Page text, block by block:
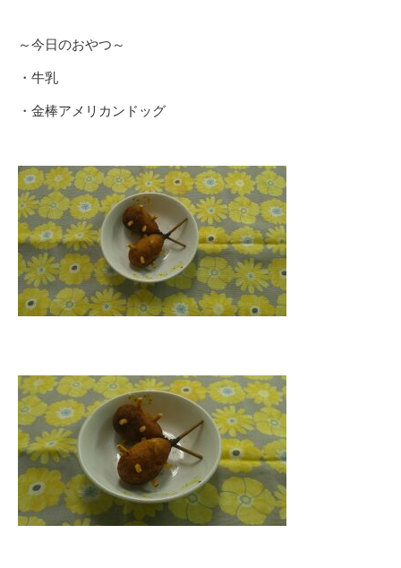
～今日のおやつ～
・牛乳
・金棒アメリカンドッグ